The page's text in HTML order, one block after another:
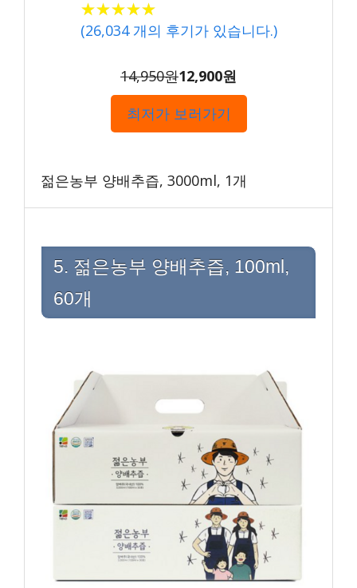
★★★★★
★★★★★
(26,034개의 후기가 있습니다.)
14,950원12,900원
최저가 보러가기
젊은농부 양배추즙, 3000ml, 1개
5. 젊은농부 양배추즙, 100ml,
60개